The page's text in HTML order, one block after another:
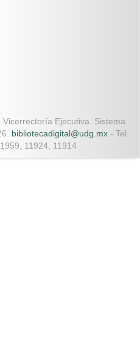
Ejecutiva. Sistema
bibliotecadigital@udg.mx - Tel.
11924, 11914